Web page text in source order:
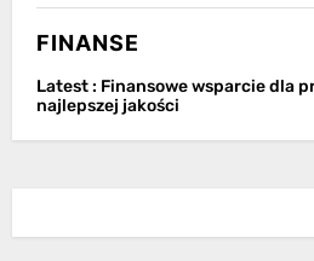
FINANSE
Latest : Finansowe wsparcie dla
najlepszej jakości